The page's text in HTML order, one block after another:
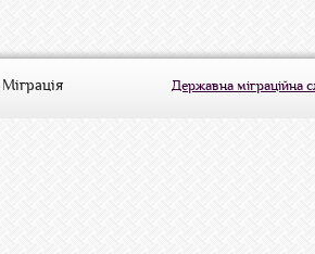
Державна міграційна